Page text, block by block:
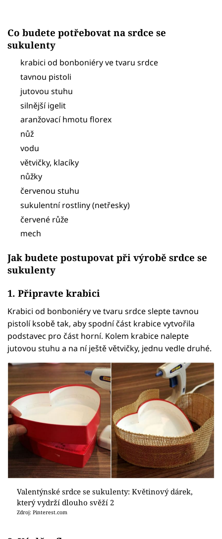
Co budete potřebovat na srdce se
sukulenty
krabici od bonboniéry ve tvaru srdce
tavnou pistoli
jutovou stuhu
silnější igelit
aranžovací hmotu florex
nůž
vodu
větvičky, klacíky
nůžky
červenou stuhu
sukulentní rostliny (netřesky)
červené růže
mech
Jak budete postupovat při výrobě srdce se
sukulenty
1. Připravte krabici
Krabici od bonboniéry ve tvaru srdce slepte tavnou
pistolí ksobě tak, aby spodní část krabice vytvořila
podstavec pro část horní. Kolem krabice nalepte
jutovou stuhu a na ní ještě větvičky, jednu vedle druhé.
Valentýnské srdce se sukulenty: Květinový dárek,
který vydrží dlouho svěží 2
Zdroj: Pinterest.com